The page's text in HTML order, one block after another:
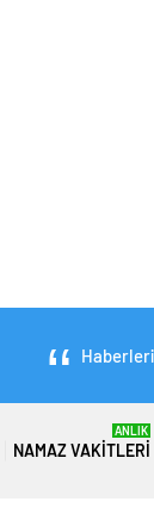
NAMAZ VAKITLERI
ANLIK